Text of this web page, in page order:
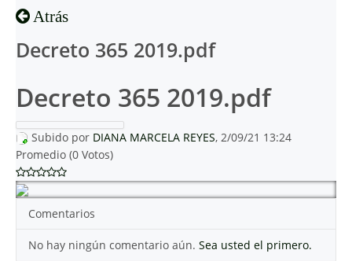
Atrás
Decreto 365 2019.pdf
Decreto 365 2019.pdf
Subido por DIANA MARCELA REYES, 2/09/21 13:24
Promedio (0 Votos)
Comentarios
No hay ningún comentario aún. Sea usted el primero.